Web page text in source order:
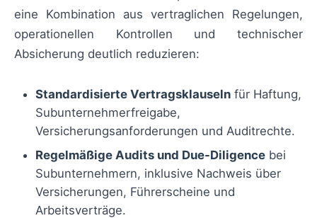
eine Kombination aus vertraglichen Regelungen,
operationellen Kontrollen und technischer
Absicherung deutlich reduzieren:
Standardisierte Vertragsklauseln für Haftung,
Subunternehmerfreigabe,
Versicherungsanforderungen und Auditrechte.
Regelmäßige Audits und Due-Diligence bei
Subunternehmern, inklusive Nachweis über
Versicherungen, Führerscheine und
Arbeitsverträge.